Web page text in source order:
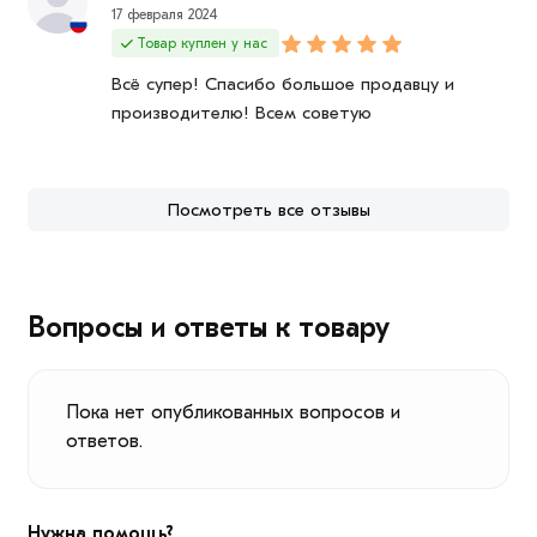
17 февраля 2024
Товар куплен у нас
Всё супер! Спасибо большое продавцу и
производителю! Всем советую
Посмотреть все отзывы
Вопросы и ответы к товару
Пока нет опубликованных вопросов и
ответов.